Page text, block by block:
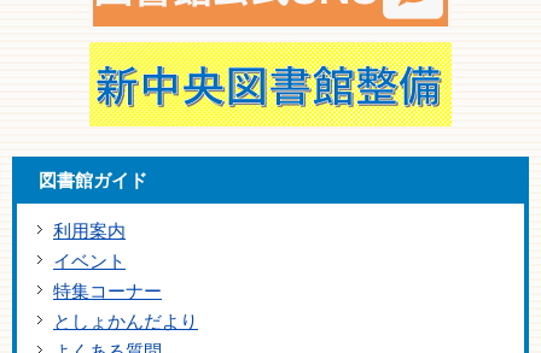
図書館ガイド
利用案内
イベント
特集コーナー
としょかんだより